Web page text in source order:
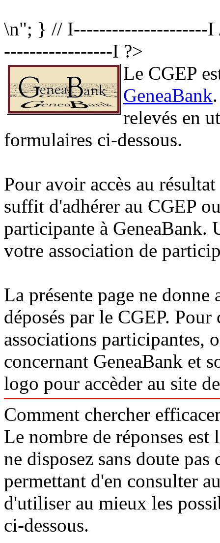
\n"; } // I---------------------I
-----------------I ?>
Le CGEP
GeneaBank
relevés en
formulaires ci-dessous.
Pour avoir accès au
suffit d'adhérer au CGEP
participante à GeneaBank.
votre association de
La présente page ne
déposés par le CGEP.
associations participantes,
concernant GeneaBank et
logo pour accèder au site
Comment chercher
Le nombre de réponses
ne disposez sans doute
permettant d'en consulter
d'utiliser au mieux les
ci-dessous.